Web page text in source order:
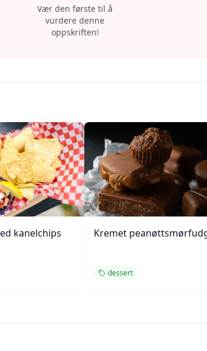
Vær den første til å
vurdere denne
oppskriften!
kanelchips Kremet
dessert